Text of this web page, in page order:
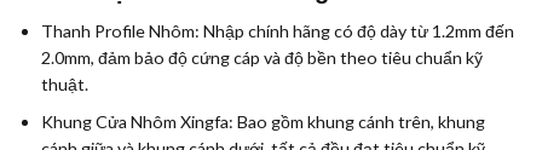
Thanh Profile Nhôm: Nhập chính hãng có độ dày từ 1.2mm đến
2.0mm, đảm bảo độ cứng cáp và độ bền theo tiêu chuẩn kỹ
thuật.
Khung Cửa Nhôm Xingfa: Bao gồm khung cánh trên, khung